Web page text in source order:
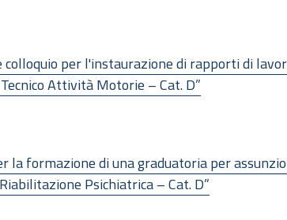
per l'instaurazione di rapporti di
Attività Motorie – Cat. D”
la formazione di una graduatoria per
Psichiatrica – Cat. D”